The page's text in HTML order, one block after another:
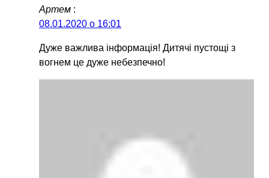
Артем :
08.01.2020 о 16:01
Дуже важлива інформація! Дитячі пустощі з
вогнем це дуже небезпечно!